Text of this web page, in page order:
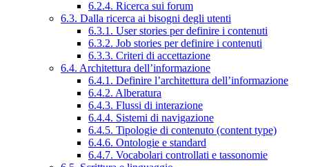
6.2.4. Ricerca sui forum
6.3. Dalla ricerca ai bisogni degli utenti
6.3.1. User stories per definire i contenuti
6.3.2. Job stories per definire i contenuti
6.3.3. Criteri di accettazione
6.4. Architettura dell’informazione
6.4.1. Definire l’architettura dell’informazione
6.4.2. Alberatura
6.4.3. Flussi di interazione
6.4.4. Sistemi di navigazione
6.4.5. Tipologie di contenuto (content type)
6.4.6. Ontologie e standard
6.4.7. Vocabolari controllati e tassonomie